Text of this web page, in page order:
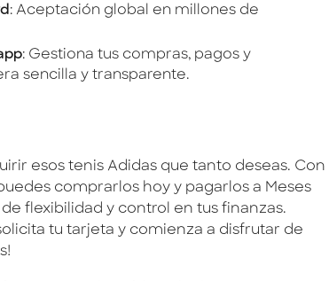
: Aceptación global en millones de
: Gestiona tus compras, pagos y
sencilla y transparente.
esos tenis Adidas que tanto deseas. Con
comprarlos hoy y pagarlos a Meses
flexibilidad y control en tus finanzas.
tu tarjeta y comienza a disfrutar de